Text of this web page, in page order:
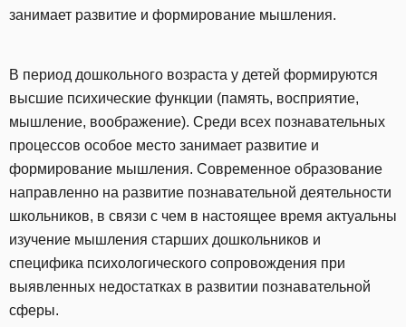
занимает развитие и формирование мышления.
В период дошкольного возраста у детей формируются
высшие психические функции (память, восприятие,
мышление, воображение). Среди всех познавательных
процессов особое место занимает развитие и
формирование мышления. Современное образование
направленно на развитие познавательной деятельности
школьников, в связи с чем в настоящее время актуальны
изучение мышления старших дошкольников и
специфика психологического сопровождения при
выявленных недостатках в развитии познавательной
сферы.